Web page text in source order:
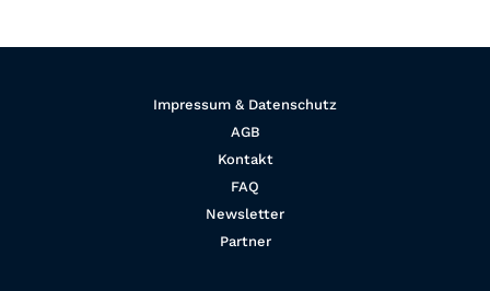
Impressum & Datenschutz
AGB
Kontakt
FAQ
Newsletter
Partner